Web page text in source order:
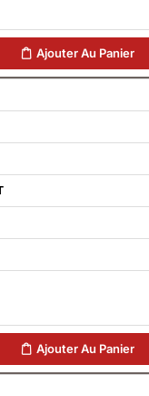
Ajouter Au Panier
Ajouter Au Panier